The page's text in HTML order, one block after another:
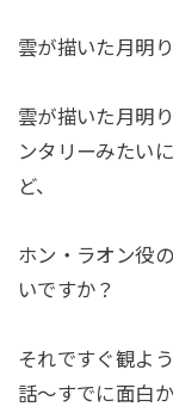
雲が描いた月明
雲が描いた月明
ンタリーみたい
ど、
ホン・ラオン役
いですか？
それですぐ観よ
話～すでに面白